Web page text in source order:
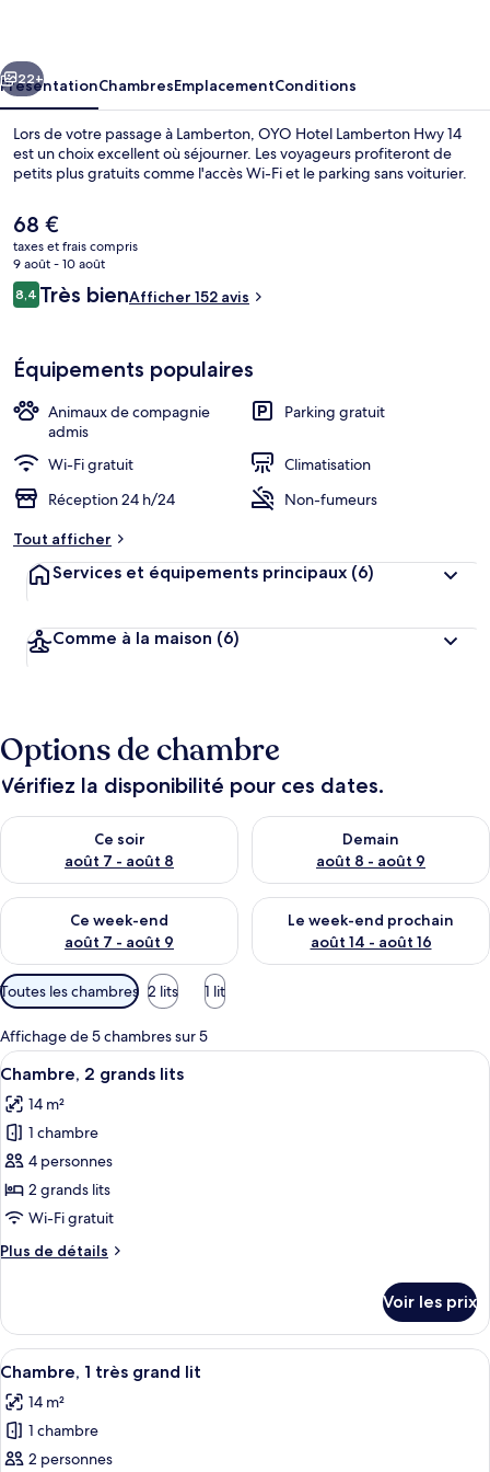
14
Suivant
22+
PrésentationChambresEmplacementConditions
Lors de votre passage à Lamberton, OYO Hotel Lamberton Hwy 14
est un choix excellent où séjourner. Les voyageurs profiteront de
petits plus gratuits comme l'accès Wi-Fi et le parking sans voiturier.
Le
prix
actuel
est
de
68 €
taxes et frais compris
9 août - 10 août
Avis
voyageurs
8,48,4 sur 10
Très bienAfficher 152 avis
Équipements populaires
Animaux de compagnie
admis
Parking gratuit
Wi-Fi gratuit
Climatisation
Réception 24 h/24
Non-fumeurs
Tout afficher
Services et équipements principaux (6)
Comme à la maison (6)
Options de chambre
Vérifiez la disponibilité pour ces dates.
Ce soir
août 7 - août 8
Vérifier la disponibilité pour ce soir août 7 - août 8
Demain
août 8 - août 9
Vérifier la disponibilité pour
Ce week-end
août 7 - août 9
Vérifier la disponibilité pour ce week-end août 7 - août 9
Le week-end prochain
août 14 - août 16
Vérifier la disponibilité pour
Filtres
disponibles
pour
les
chambres
Toutes les chambres 2 lits 1 lit
Affichage de 5 chambres sur 5
Afficher
toutes
les
photos
pour
ce
type
chambre :
grands
lits
Une chambre d’hôtel avec deux
7
Chambre, 2 grands lits
14 m²
1 chambre
4 personnes
2 grands lits
Wi-Fi gratuit
Plus de détails
Plus
le
type
de
Chambre,
2
grands
lits
Voir les prix
Afficher
toutes
les
photos
pour
Une chambre d’hôtel aux couleurs
8
Chambre, 1 très grand lit
14 m²
1 chambre
2 personnes